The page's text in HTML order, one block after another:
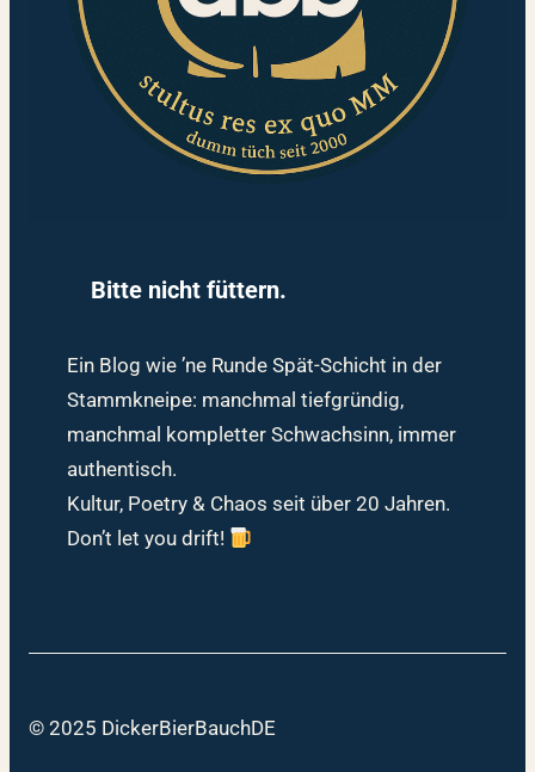
Bitte nicht füttern.
Ein Blog wie ’ne Runde Spät-Schicht in der
Stammkneipe: manchmal tiefgründig,
manchmal kompletter Schwachsinn, immer
authentisch.
Kultur, Poetry & Chaos seit über 20 Jahren.
Don’t let you drift!
© 2025 DickerBierBauchDE